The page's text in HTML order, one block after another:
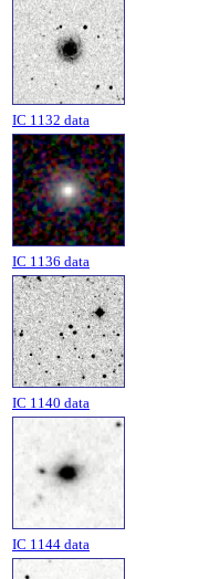
IC 1132 data
IC 1136 data
IC 1140 data
IC 1144 data